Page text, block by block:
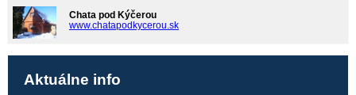
Chata pod Kýčerou
www.chatapodkycerou.sk
Aktuálne info